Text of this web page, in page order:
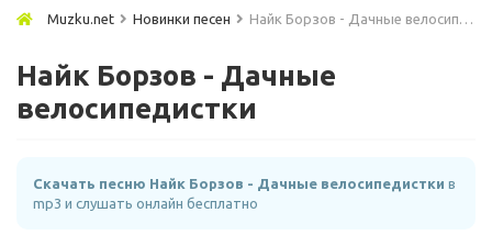
Muzku.net Новинки песен Найк Борзов - Дачные велосипедистки
Найк Борзов - Дачные
велосипедистки
Скачать песню Найк Борзов - Дачные велосипедистки в
mp3 и слушать онлайн бесплатно